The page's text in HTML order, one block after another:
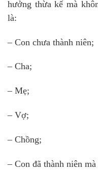
hưởng thừa kế mà
là:
– Con chưa thành niên;
– Cha;
– Mẹ;
– Vợ;
– Chồng;
– Con đã thành niên